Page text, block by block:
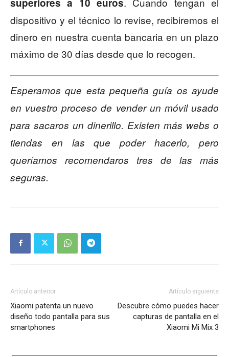
superiores a 10 euros
dispositivo y el técnico lo revise, recibiremos el
dinero en nuestra cuenta bancaria en un plazo
máximo de 30 días desde que lo recogen.
Esperamos que esta pequeña guía os ayude
en vuestro proceso de vender un móvil usado
para sacaros un dinerillo. Existen más webs o
tiendas en las que poder hacerlo, pero
queríamos recomendaros tres de las más
seguras.
Artículo anterior
Xiaomi patenta un nuevo
diseño todo pantalla para sus
smartphones
Artículo siguiente
Descubre cómo puedes hacer
capturas de pantalla en el
Xiaomi Mi Mix 3